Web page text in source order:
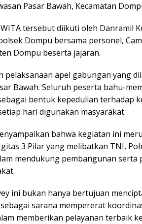
Pasar Bawah, Kecamatan
tersebut diikuti oleh Danramil
Dompu bersama personel,
Dompu beserta jajaran.
pelaksanaan apel gabungan yang
Bawah. Seluruh peserta bahu-
bentuk kepedulian terhadap
hari digunakan masyarakat.
bahwa kegiatan ini
3 Pilar yang melibatkan TNI,
mendukung pembangunan serta
ini bukan hanya bertujuan
sarana mempererat
memberikan pelayanan terbaik